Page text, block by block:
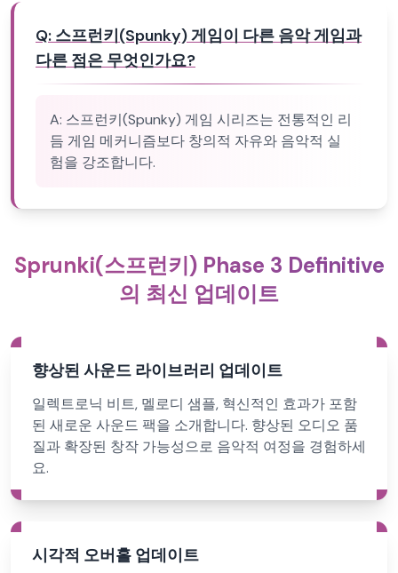
Q: 스프런키(Spunky) 게임이 다른 음악 게임과
다른 점은 무엇인가요?
A: 스프런키(Spunky) 게임 시리즈는 전통적인 리
듬 게임 메커니즘보다 창의적 자유와 음악적 실
험을 강조합니다.
Sprunki(스프런키) Phase 3 Definitive
의 최신 업데이트
향상된 사운드 라이브러리 업데이트
일렉트로닉 비트, 멜로디 샘플, 혁신적인 효과가 포함
된 새로운 사운드 팩을 소개합니다. 향상된 오디오 품
질과 확장된 창작 가능성으로 음악적 여정을 경험하세
요.
시각적 오버홀 업데이트